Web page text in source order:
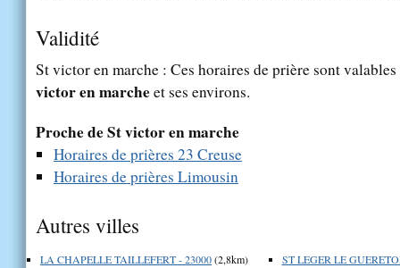
Validité
St victor en marche : Ces horaires de prière sont
victor en marcheet ses environs.
Proche de St victor en marche
Horaires de prières 23 Creuse
Horaires de prières Limousin
Autres villes
LA CHAPELLE TAILLEFERT - 23000(2,8km)
ST LEGER LE